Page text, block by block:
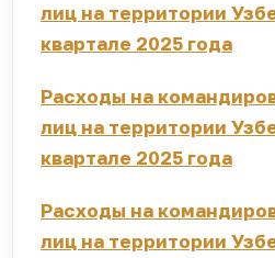
лиц на территории
квартале 2025 года
Расходы на
лиц на территории
квартале 2025 года
Расходы на
лиц на территории